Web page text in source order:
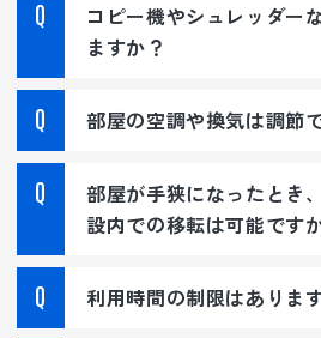
コピー機やシュレッダー
ますか？
部屋の空調や換気は調節
部屋が手狭になったとき
設内での移転は可能です
利用時間の制限はありま